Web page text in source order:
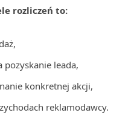
rozliczeń to:
pozyskanie leada,
konkretnej akcji,
reklamodawcy.